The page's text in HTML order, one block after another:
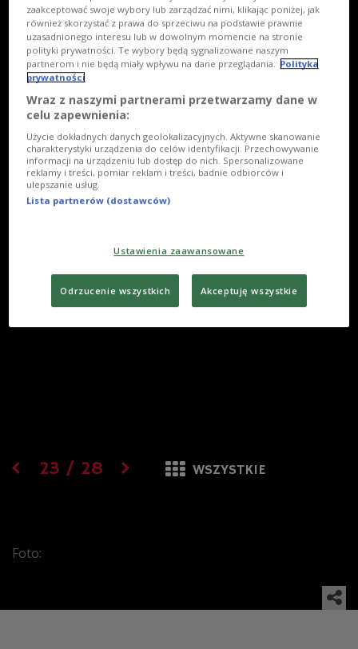
23 / 28 WSZYSTKIE
Foto:
zaakceptować swoje wybory lub zarządzać nimi, klikając poniżej, jak
również skorzystać z prawa do sprzeciwu na podstawie prawnie
uzasadnionego interesu lub w dowolnym momencie na stronie
polityki prywatności. Te wybory będą sygnalizowane naszym
partnerom i nie będą miały wpływu na dane przeglądania.
Polityka
prywatności
Wraz z naszymi partnerami przetwarzamy dane w
celu zapewnienia:
Użycie dokładnych danych geolokalizacyjnych. Aktywne skanowanie
charakterystyki urządzenia do celów identyfikacji. Przechowywanie
informacji na urządzeniu lub dostęp do nich. Spersonalizowane
reklamy i treści, pomiar reklam i treści, badnie odbiorców i
ulepszanie usług.
Lista partnerów (dostawców)
Ustawienia zaawansowane
Odrzucenie wszystkich Akceptuję wszystkie